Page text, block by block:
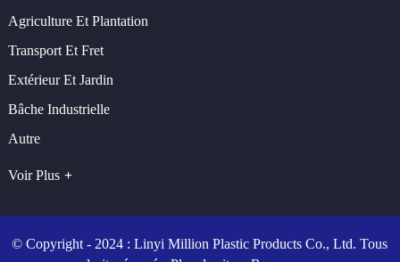
Agriculture Et Plantation
Transport Et Fret
Extérieur Et Jardin
Bâche Industrielle
Autre
Voir Plus
© Copyright - 2024 : Linyi Million Plastic Products Co., Ltd. Tous